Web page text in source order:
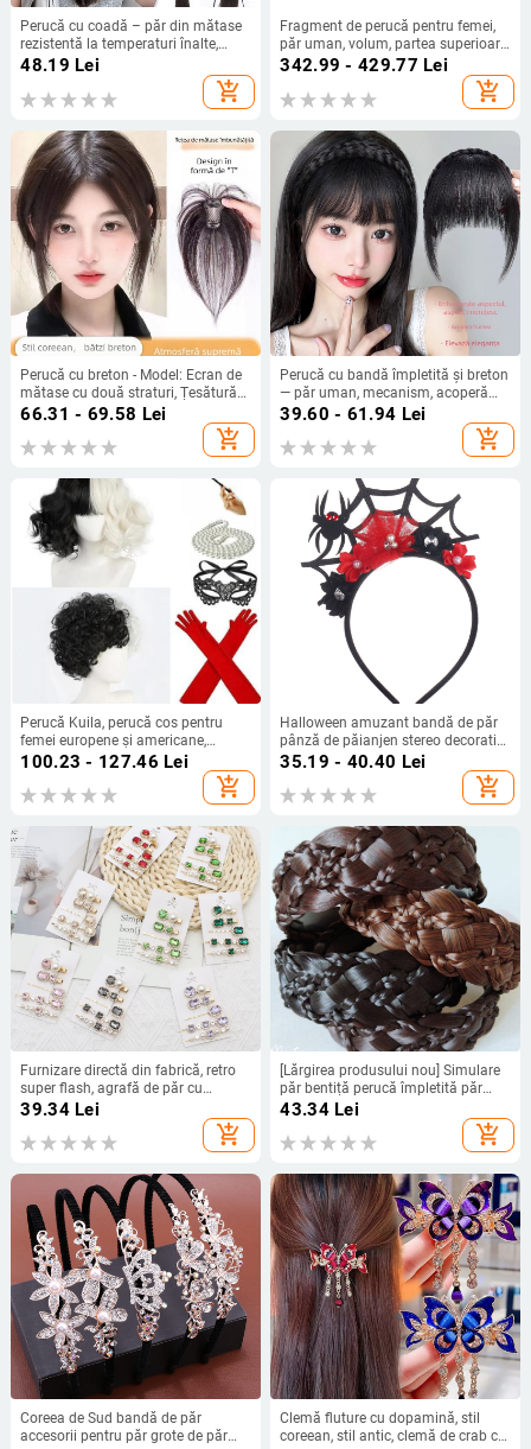
Perucă cu coadă – păr din mătase
rezistentă la temperaturi înalte,
prelucrare mecanică, model 7057,
nu poate fi vopsită sau tratată cu
perm
48.19 Lei
add_shopping_cart
Fragment de perucă pentru femei,
păr uman, volum, partea superioară
a perucii, poate fi vopsit sau buclat
342.99 - 429.77 Lei
add_shopping_cart
Perucă cu breton - Model: Ecran de
mătase cu două straturi, Țesătură
semi-manuală, Fir rezistent la
temperaturi înalte, Tip breton:
uniform și oblic, Schimbare a
66.31 - 69.58 Lei
add_shopping_cart
Perucă cu bandă împletită și breton
— păr uman, mecanism, acoperă
părul gri și subțierea părului, potrivit
39.60 - 61.94 Lei
add_shopping_cart
Perucă Kuila, perucă cos pentru
femei europene și americane,
vrăjitoare alb-negru, Kuila, Cruella,
păr scurt și creț, en-gros din fabrică
100.23 - 127.46 Lei
add_shopping_cart
Halloween amuzant bandă de păr
pânză de păianjen stereo decorativ
coafură fantomă festival truc-or-
producător desene animate
35.19 - 40.40 Lei
add_shopping_cart
Furnizare directă din fabrică, retro
super flash, agrafă de păr cu
strasuri de smarald, super zână,
clemă laterală, breton, clemă de
rață
39.34Lei
add_shopping_cart
[Lărgirea produsului nou] Simulare
păr bentiță perucă împletită păr
peruci acoperi păr alb artefact
pentru a crește părul de pe cap
43.34Lei
add_shopping_cart
Coreea de Sud bandă de păr
accesorii pentru păr grote de păr
Clemă fluture cu dopamină, stil
coreean, stil antic, clemă de crab cu